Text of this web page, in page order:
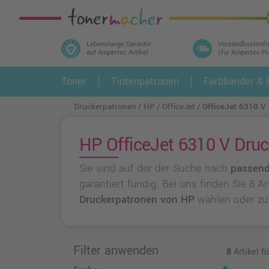
Lebenslange Garantie
auf Ampertec Artikel
(für Ampertec
In 3 einfachen Schritten ihr Druckermodell
und alle dazu passenden Artikel finden ➤ 1.
Toner Tintenpatronen Farbbänder &
Druckerpatronen HP OfficeJet OfficeJet 6310 V
HP OfficeJet 6310 V
Sie sind auf der der Suche nach
garantiert fündig. Bei uns finden Sie 8
Druckerpatronen von HP wählen oder zu
Filter anwenden 8Artikel